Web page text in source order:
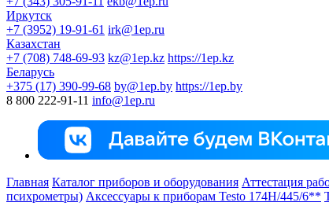
Иркутск
+7 (3952) 19-91-61 irk@1ep.ru
Казахстан
+7 (708) 748-69-93 kz@1ep.kz https://1ep.kz
Беларусь
+375 (17) 390-99-68 by@1ep.by https://1ep.by
8 800 222-91-11 info@1ep.ru
Главная Каталог приборов и оборудования Аттестация
психрометры) Аксессуары к приборам Testo 174H/445/6**